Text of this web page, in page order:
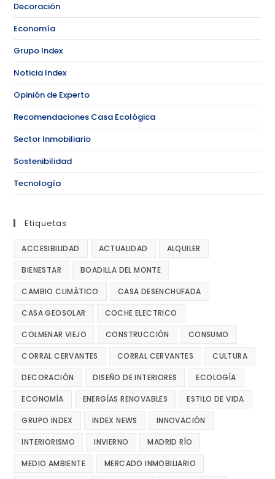
Decoración
Economía
Grupo Index
Noticia Index
Opinión de Experto
Recomendaciones Casa Ecológica
Sector Inmobiliario
Sostenibilidad
Tecnología
Etiquetas
ACCESIBILIDAD ACTUALIDAD ALQUILER
BIENESTAR BOADILLA DEL MONTE
CAMBIO CLIMÁTICO CASA DESENCHUFADA
CASA GEOSOLAR COCHE ELECTRICO
COLMENAR VIEJO CONSTRUCCIÓN CONSUMO
CORRAL CERVANTES CORRAL CERVANTES CULTURA
DECORACIÓN DISEÑO DE INTERIORES ECOLOGÍA
ECONOMÍA ENERGÍAS RENOVABLES ESTILO DE VIDA
GRUPO INDEX INDEX NEWS INNOVACIÓN
INTERIORISMO INVIERNO MADRID RÍO
MEDIO AMBIENTE MERCADO INMOBILIARIO